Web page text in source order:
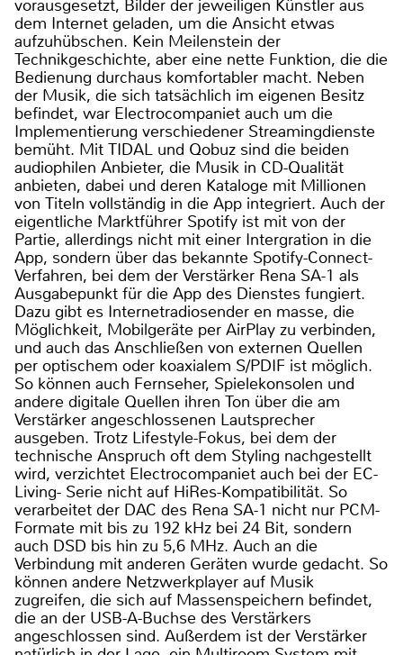
vorausgesetzt, Bilder der jeweiligen Künstler aus
dem Internet geladen, um die Ansicht etwas
aufzuhübschen. Kein Meilenstein der
Technikgeschichte, aber eine nette Funktion, die die
Bedienung durchaus komfortabler macht. Neben
der Musik, die sich tatsächlich im eigenen Besitz
befindet, war Electrocompaniet auch um die
Implementierung verschiedener Streamingdienste
bemüht. Mit TIDAL und Qobuz sind die beiden
audiophilen Anbieter, die Musik in CD-Qualität
anbieten, dabei und deren Kataloge mit Millionen
von Titeln vollständig in die App integriert. Auch der
eigentliche Marktführer Spotify ist mit von der
Partie, allerdings nicht mit einer Intergration in die
App, sondern über das bekannte Spotify-Connect-
Verfahren, bei dem der Verstärker Rena SA-1 als
Ausgabepunkt für die App des Dienstes fungiert.
Dazu gibt es Internetradiosender en masse, die
Möglichkeit, Mobilgeräte per AirPlay zu verbinden,
und auch das Anschließen von externen Quellen
per optischem oder koaxialem S/PDIF ist möglich.
So können auch Fernseher, Spielekonsolen und
andere digitale Quellen ihren Ton über die am
Verstärker angeschlossenen Lautsprecher
ausgeben. Trotz Lifestyle-Fokus, bei dem der
technische Anspruch oft dem Styling nachgestellt
wird, verzichtet Electrocompaniet auch bei der EC-
Living- Serie nicht auf HiRes-Kompatibilität. So
verarbeitet der DAC des Rena SA-1 nicht nur PCM-
Formate mit bis zu 192 kHz bei 24 Bit, sondern
auch DSD bis hin zu 5,6 MHz. Auch an die
Verbindung mit anderen Geräten wurde gedacht. So
können andere Netzwerkplayer auf Musik
zugreifen, die sich auf Massenspeichern befindet,
die an der USB-A-Buchse des Verstärkers
angeschlossen sind. Außerdem ist der Verstärker